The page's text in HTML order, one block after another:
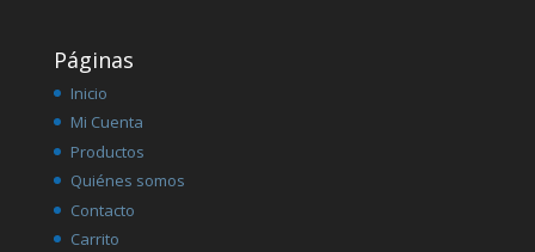
Páginas
Inicio
Mi Cuenta
Productos
Quiénes somos
Contacto
Carrito